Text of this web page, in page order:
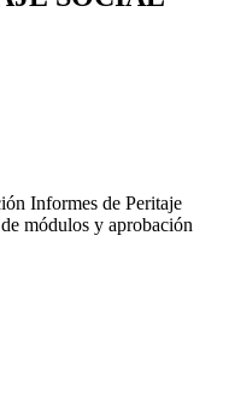
Informes de Peritaje
módulos y aprobación